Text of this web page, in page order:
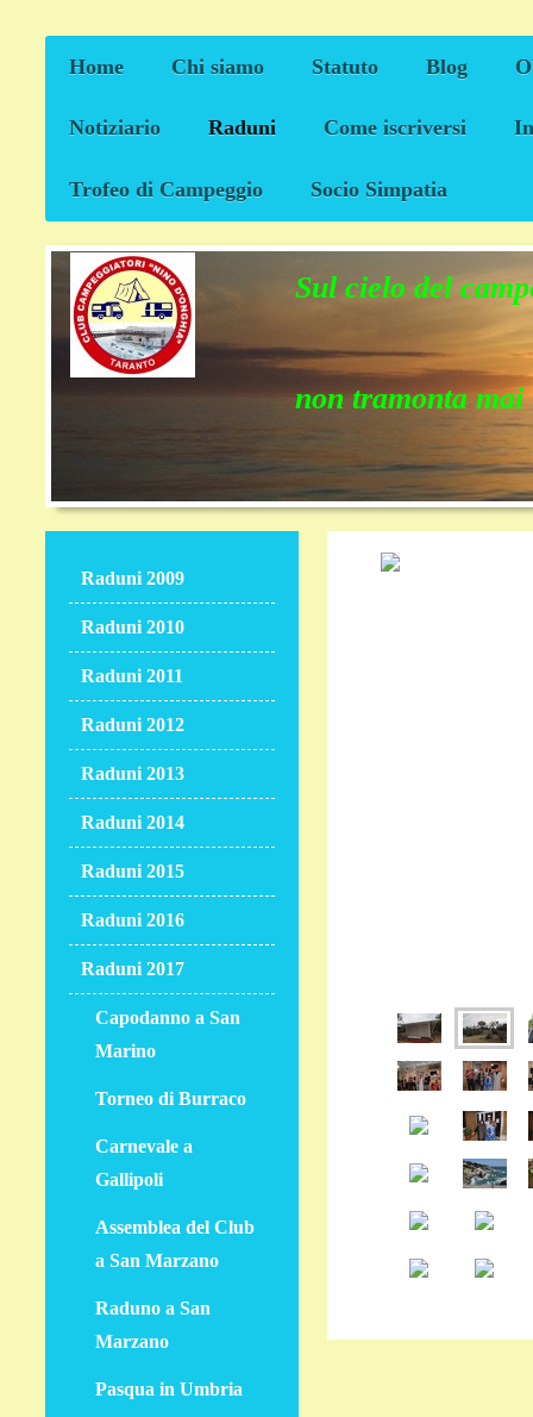
Home Chi siamo Statuto Blog
Notiziario Raduni Come iscriversi
Trofeo di Campeggio Socio Simpatia
Sul cielo del
non tramonta
Raduni 2009
Raduni 2010
Raduni 2011
Raduni 2012
Raduni 2013
Raduni 2014
Raduni 2015
Raduni 2016
Raduni 2017
Capodanno a San
Marino
Torneo di Burraco
Carnevale a
Gallipoli
Assemblea del Club
a San Marzano
Raduno a San
Marzano
Pasqua in Umbria